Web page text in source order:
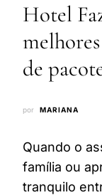
Hotel
de
por MARIANA
Quando o
família ou
tranquilo